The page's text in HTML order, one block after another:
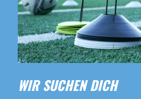
WIR SUCHEN DICH